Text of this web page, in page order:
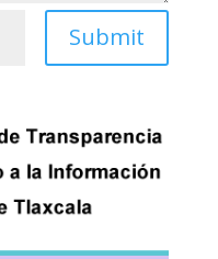
Submit